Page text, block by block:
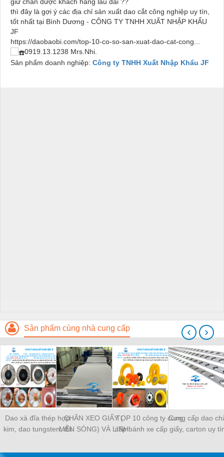
giữ chân được khách hàng lâu dài ??
thì đây là gợi ý các địa chỉ sản xuất dao cắt công nghiệp uy tín,
tốt nhất tại Bình Dương - CÔNG TY TNHH XUẤT NHẬP KHẨU
JF
https://daobaobi.com/top-10-co-so-san-xuat-dao-cat-cong...
0919.13.1238 Mrs.Nhi.
Sản phẩm doanh nghiệp: Công ty TNHH Xuất Nhập Khẩu JF
Sản phẩm cùng nhà cung cấp
Dao xả đĩa thép hợp
kim, dao tungsten, đá
CHĂN XEO GIẤY (
MỀN SÓNG) VÀ LINH
TOP 10 công ty cung
cấp bánh xe cấp giấy,
tại Bình Dương và Toàn
Cung cấp dao
carton uy
‹ ›